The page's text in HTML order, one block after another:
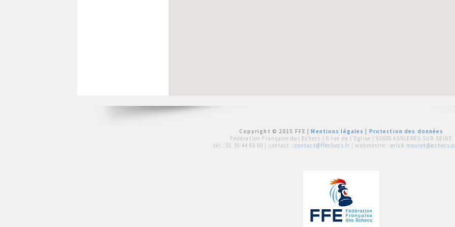
Copyright © 2015 FFE |Mentions légales
Protection des données
Fédération Française des Echecs | 6 rue de l'Eglise | 92600 ASNIERES SUR SEINE
tél : 01 39 44 65 80 | contact : contact@ffechecs.fr | webmestre :